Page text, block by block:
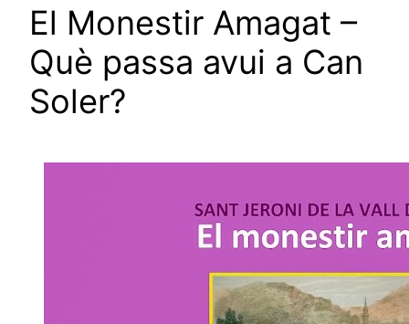
El Monestir Amagat –
Què passa avui a Can
Soler?